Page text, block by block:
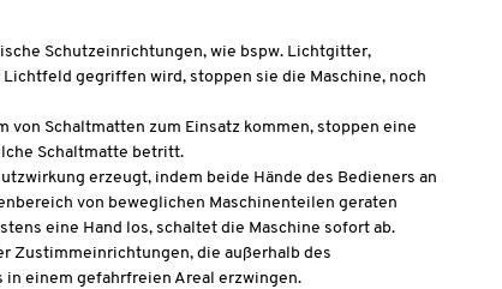
Schutzeinrichtungen, wie bspw. Lichtgitter,
gegriffen wird, stoppen sie die Maschine, noch
Schaltmatten zum Einsatz kommen, stoppen eine
Schaltmatte betritt.
erzeugt, indem beide Hände des Bedieners an
von beweglichen Maschinenteilen geraten
eine Hand los, schaltet die Maschine sofort ab.
Zustimmeinrichtungen, die außerhalb des
einem gefahrfreien Areal erzwingen.